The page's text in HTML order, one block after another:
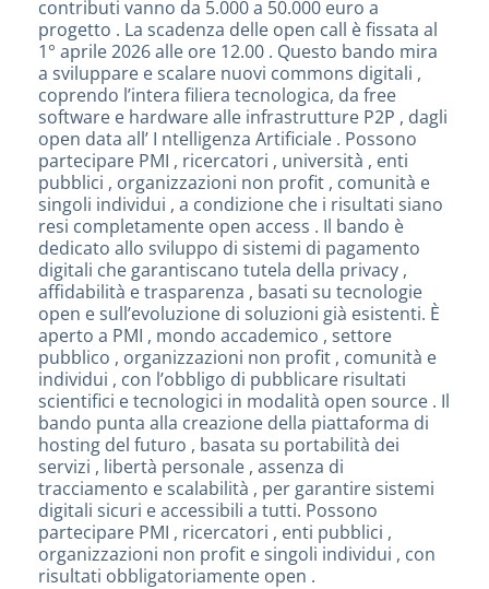
contributi vanno da 5.000 a 50.000 euro a
progetto . La scadenza delle open call è fissata al
1° aprile 2026 alle ore 12.00 . Questo bando mira
a sviluppare e scalare nuovi commons digitali ,
coprendo l’intera filiera tecnologica, da free
software e hardware alle infrastrutture P2P , dagli
open data all’ I ntelligenza Artificiale . Possono
partecipare PMI , ricercatori , università , enti
pubblici , organizzazioni non profit , comunità e
singoli individui , a condizione che i risultati siano
resi completamente open access . Il bando è
dedicato allo sviluppo di sistemi di pagamento
digitali che garantiscano tutela della privacy ,
affidabilità e trasparenza , basati su tecnologie
open e sull’evoluzione di soluzioni già esistenti. È
aperto a PMI , mondo accademico , settore
pubblico , organizzazioni non profit , comunità e
individui , con l’obbligo di pubblicare risultati
scientifici e tecnologici in modalità open source . Il
bando punta alla creazione della piattaforma di
hosting del futuro , basata su portabilità dei
servizi , libertà personale , assenza di
tracciamento e scalabilità , per garantire sistemi
digitali sicuri e accessibili a tutti. Possono
partecipare PMI , ricercatori , enti pubblici ,
organizzazioni non profit e singoli individui , con
risultati obbligatoriamente open .